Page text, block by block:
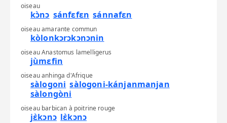
oiseau
kɔ̀nɔ sánfɛfɛn sánnafɛn
oiseau amarante commun
kòlonkɔrɔkɔnɔnin
oiseau Anastomus lamelligerus
jùmɛfin
oiseau anhinga d'Afrique
sàlogoni sàlogoni-kánjanmanjan
sàlongòni
oiseau barbican à poitrine rouge
jɛ̀kɔnɔ lɛ̀kɔnɔ